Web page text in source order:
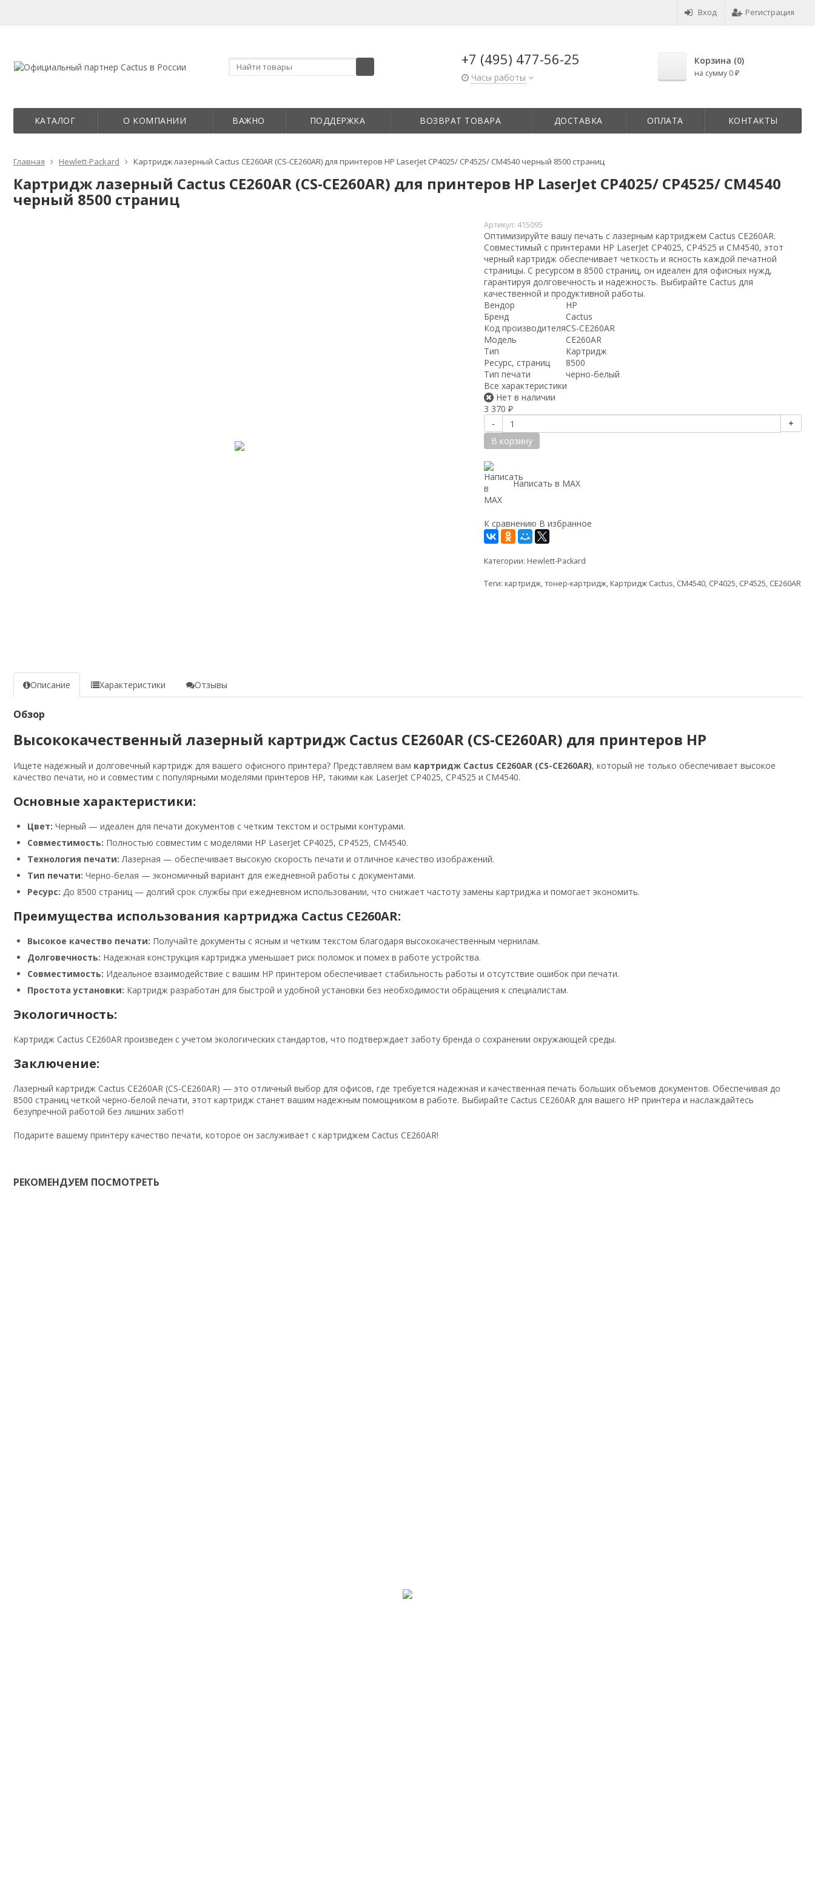
Вход Регистрация
+7 (495) 477-56-25
Часы работы
Корзина (0)
на сумму 0 ₽
КАТАЛОГ О КОМПАНИИ ВАЖНО ПОДДЕРЖКА ВОЗВРАТ ТОВАРА ДОСТАВКА ОПЛАТА КОНТАКТЫ
Главная Hewlett-Packard Картридж лазерный Cactus CE260AR (CS-CE260AR) для принтеров HP LaserJet CP4025/ CP4525/ CM4540 черный 8500 страниц
Картридж лазерный Cactus CE260AR (CS-CE260AR) для принтеров HP LaserJet CP4025/ CP4525/ CM4540
черный 8500 страниц
Артикул: 415095
Оптимизируйте вашу печать с лазерным картриджем Cactus CE260AR.
Совместимый с принтерами HP LaserJet CP4025, CP4525 и CM4540, этот
черный картридж обеспечивает четкость и ясность каждой печатной
страницы. С ресурсом в 8500 страниц, он идеален для офисных нужд,
гарантируя долговечность и надежность. Выбирайте Cactus для
качественной и продуктивной работы.
Вендор
HP
Бренд
Cactus
Код производителяCS-CE260AR
Модель
CE260AR
Тип
Картридж
Ресурс, страниц
8500
Тип печати
черно-белый
Все характеристики
Нет в наличии
3 370 ₽
-
+
В корзину
Написать в MAX
К сравнению В избранное
Категории: Hewlett-Packard
Теги: картридж,тонер-картридж, Картридж Cactus, CM4540, CP4025, CP4525, CE260AR
Описание Характеристики Отзывы
Обзор
Высококачественный лазерный картридж Cactus CE260AR (CS-CE260AR) для принтеров HP
Ищете надежный и долговечный картридж для вашего офисного принтера? Представляем вам картридж Cactus CE260AR (CS-CE260AR), который не только обеспечивает высокое
качество печати, но и совместим с популярными моделями принтеров HP, такими как LaserJet CP4025, CP4525 и CM4540.
Основные характеристики:
Цвет: Черный — идеален для печати документов с четким текстом и острыми контурами.
Совместимость: Полностью совместим с моделями HP LaserJet CP4025, CP4525, CM4540.
Технология печати: Лазерная — обеспечивает высокую скорость печати и отличное качество изображений.
Тип печати: Черно-белая — экономичный вариант для ежедневной работы с документами.
Ресурс: До 8500 страниц — долгий срок службы при ежедневном использовании, что снижает частоту замены картриджа и помогает экономить.
Преимущества использования картриджа Cactus CE260AR:
Высокое качество печати: Получайте документы с ясным и четким текстом благодаря высококачественным чернилам.
Долговечность: Надежная конструкция картриджа уменьшает риск поломок и помех в работе устройства.
Совместимость: Идеальное взаимодействие с вашим HP принтером обеспечивает стабильность работы и отсутствие ошибок при печати.
Простота установки: Картридж разработан для быстрой и удобной установки без необходимости обращения к специалистам.
Экологичность:
Картридж Cactus CE260AR произведен с учетом экологических стандартов, что подтверждает заботу бренда о сохранении окружающей среды.
Заключение:
Лазерный картридж Cactus CE260AR (CS-CE260AR) — это отличный выбор для офисов, где требуется надежная и качественная печать больших объемов документов. Обеспечивая до
8500 страниц четкой черно-белой печати, этот картридж станет вашим надежным помощником в работе. Выбирайте Cactus CE260AR для вашего HP принтера и наслаждайтесь
безупречной работой без лишних забот!
Подарите вашему принтеру качество печати, которое он заслуживает с картриджем Cactus CE260AR!
РЕКОМЕНДУЕМ ПОСМОТРЕТЬ